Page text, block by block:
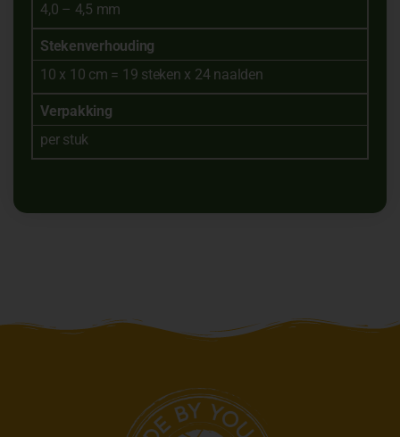
4,0 – 4,5 mm
Stekenverhouding
10 x 10 cm = 19 steken x 24 naalden
Verpakking
per stuk